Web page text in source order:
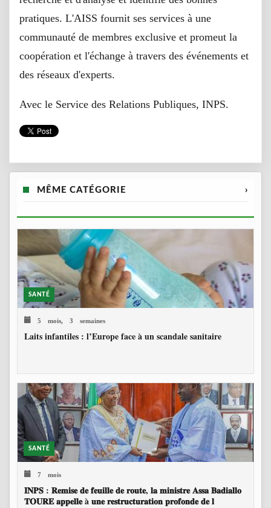
pratiques. L'AISS fournit ses services à une
communauté de membres exclusive et promeut la
coopération et l'échange à travers des événements et
des réseaux d'experts.
Avec le Service des Relations Publiques, INPS.
MÊME CATÉGORIE ›
SANTÉ
5 mois, 3 semaines
Laits infantiles : l’Europe face à un scandale sanitaire
SANTÉ
7 mois
𝐈𝐍𝐏𝐒 : 𝐑𝐞𝐦𝐢𝐬𝐞 𝐝𝐞 𝐟𝐞𝐮𝐢𝐥𝐥𝐞 𝐝𝐞 𝐫𝐨𝐮𝐭𝐞, 𝐥𝐚 𝐦𝐢𝐧𝐢𝐬𝐭𝐫𝐞 𝐀𝐬𝐬𝐚 𝐁𝐚𝐝𝐢𝐚𝐥𝐥𝐨
𝐓𝐎𝐔𝐑𝐄 𝐚𝐩𝐩𝐞𝐥𝐥𝐞 à 𝐮𝐧𝐞 𝐫𝐞𝐬𝐭𝐫𝐮𝐜𝐭𝐮𝐫𝐚𝐭𝐢𝐨𝐧 𝐩𝐫𝐨𝐟𝐨𝐧𝐝𝐞 𝐝𝐞 𝐥